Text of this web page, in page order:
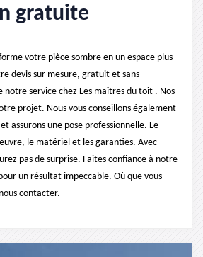
gratuite
votre pièce sombre en un espace plus
devis sur mesure, gratuit et sans
notre service chez Les maîtres du toit . Nos
projet. Nous vous conseillons également
assurons une pose professionnelle. Le
le matériel et les garanties. Avec
pas de surprise. Faites confiance à notre
un résultat impeccable. Où que vous
contacter.